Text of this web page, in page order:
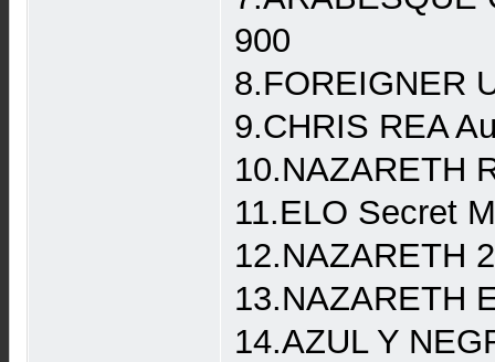
900
8.FOREIGNER
9.CHRIS REA
10.NAZARETH
11.ELO Secret
12.NAZARETH
13.NAZARETH
14.AZUL Y